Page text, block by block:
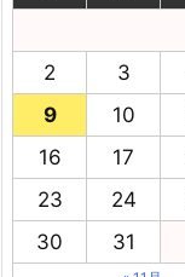
2
3
9
10
16
17
23
24
30
31